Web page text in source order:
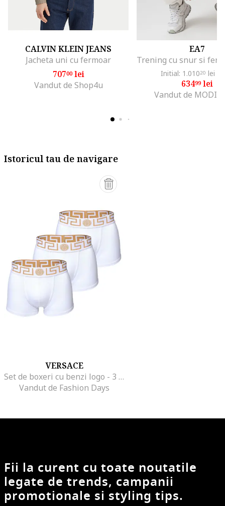
CALVIN KLEIN JEANS
Jacheta uni cu fermoar
70700lei
Vandut de Shop4u
EA7
Initial: 1.01020 lei
63499lei
Vandut de
Istoricul tau de navigare
VERSACE
Set de boxeri cu benzi logo - 3 perechi, Alb
Vandut de Fashion Days
Fii la curent cu toate noutatile
legate de trends, campanii
promotionale si styling tips.